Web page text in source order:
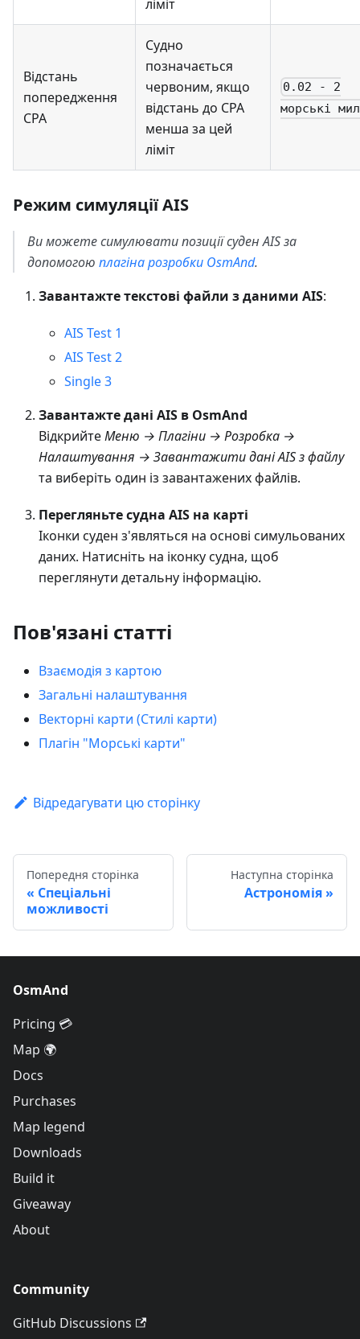
ліміт
Відстань
попередження
CPA
Судно
позначається
червоним, якщо
відстань до CPA
менша за цей
ліміт
0.02 - 2
морські
Режим симуляції AIS
Ви можете симулювати позиції суден AIS за
допомогою плагіна розробки OsmAnd.
Завантажте текстові файли з даними AIS:
AIS Test 1
AIS Test 2
Single 3
Завантажте дані AIS в OsmAnd
ВідкрийтеМеню → Плагіни → Розробка →
Налаштування → Завантажити дані AIS з файлу
та виберіть один із завантажених файлів.
Перегляньте судна AIS на карті
Іконки суден з'являться на основі симульованих
даних. Натисніть на іконку судна, щоб
переглянути детальну інформацію.
Пов'язані статті
Взаємодія з картою
Загальні налаштування
Векторні карти (Стилі карти)
Плагін "Морські карти"
Відредагувати цю сторінку
Попередня сторінка
Спеціальні
можливості
Наступна сторінка
Астрономія
OsmAnd
Pricing 💳
Map 🌍
Docs
Purchases
Map legend
Downloads
Build it
Giveaway
About
Community
GitHub Discussions